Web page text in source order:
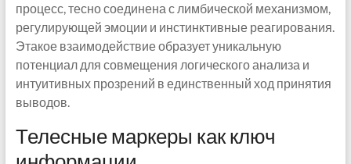
процесс, тесно соединена с лимбической механизмом,
регулирующей эмоции и инстинктивные реагирования.
Этакое взаимодействие образует уникальную
потенциал для совмещения логического анализа и
интуитивных прозрений в единственный ход принятия
выводов.
Телесные маркеры как ключ